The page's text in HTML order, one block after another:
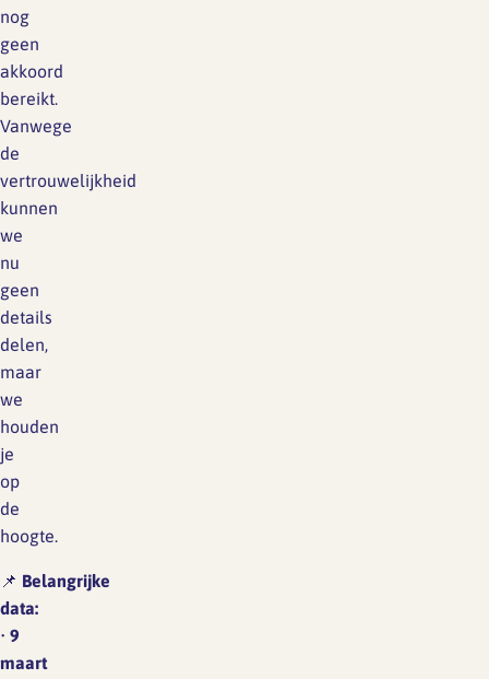
nog
geen
akkoord
bereikt.
Vanwege
de
vertrouwelijkheid
kunnen
we
nu
geen
details
delen,
maar
we
houden
je
op
de
hoogte.
📌 Belangrijke
data:
• 9
maart